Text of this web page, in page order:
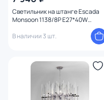
Светильник на штанге Escada
Monsoon 1138/8P E27*40W
В наличии 3 шт.
Вид лампы
Цоколь
Цвет свечения
Тип помещения